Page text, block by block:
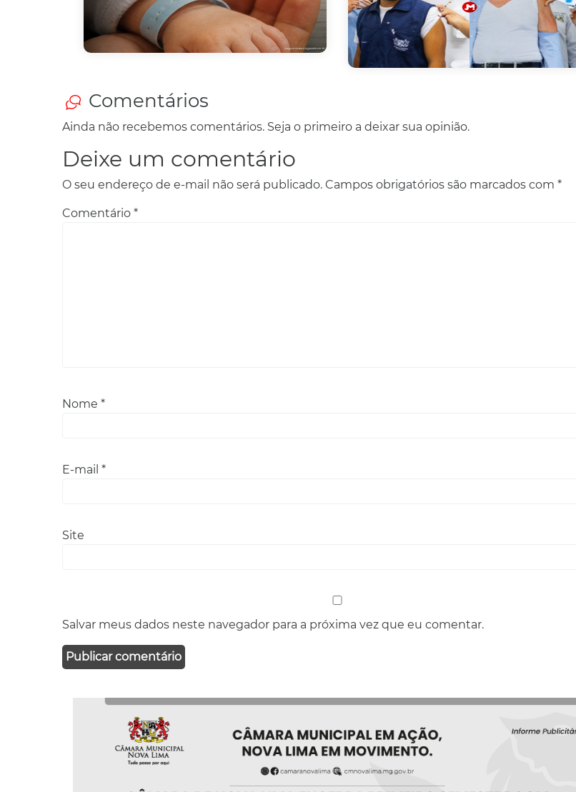
Comentários
Ainda não recebemos comentários. Seja o primeiro a deixar sua opinião.
Deixe um comentário
O seu endereço de e-mail não será publicado. Campos obrigatórios são marcados com *
Comentário *
Nome *
E-mail *
Site
Salvar meus dados neste navegador para a próxima vez que eu comentar.